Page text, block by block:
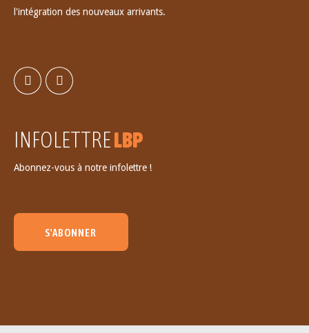
l'intégration des nouveaux arrivants.
INFOLETTRELBP
Abonnez-vous à notre infolettre !
S'ABONNER